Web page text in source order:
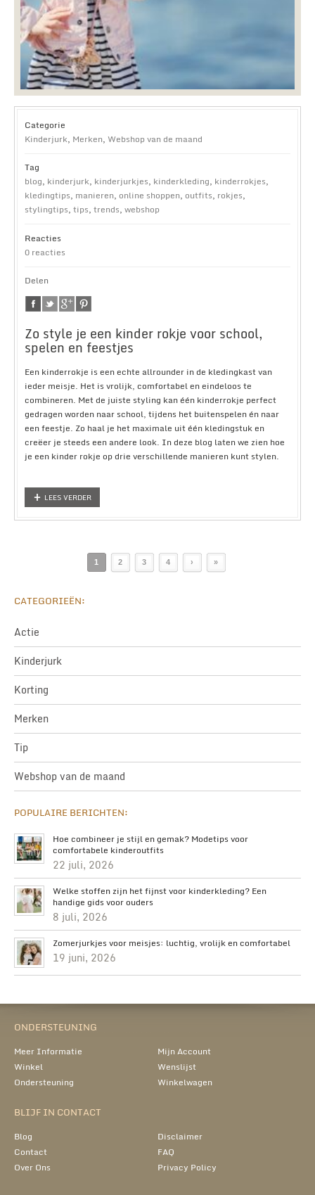
Categorie
Kinderjurk, Merken, Webshop van de maand
Tag
blog, kinderjurk, kinderjurkjes, kinderkleding, kinderrokjes,
kledingtips, manieren, online shoppen, outfits, rokjes,
stylingtips, tips, trends, webshop
Reacties
0 reacties
Delen
Zo style je een kinder rokje voor school,
spelen en feestjes
Een kinderrokje is een echte allrounder in de kledingkast van
ieder meisje. Het is vrolijk, comfortabel en eindeloos te
combineren. Met de juiste styling kan één kinderrokje perfect
gedragen worden naar school, tijdens het buitenspelen én naar
een feestje. Zo haal je het maximale uit één kledingstuk en
creëer je steeds een andere look. In deze blog laten we zien hoe
je een kinder rokje op drie verschillende manieren kunt stylen.
LEES VERDER
1 2 3 4 › »
CATEGORIEËN:
Actie
Kinderjurk
Korting
Merken
Tip
Webshop van de maand
POPULAIRE BERICHTEN:
Hoe combineer je stijl en gemak? Modetips voor
comfortabele kinderoutfits
22 juli, 2026
Welke stoffen zijn het fijnst voor kinderkleding? Een
handige gids voor ouders
8 juli, 2026
Zomerjurkjes voor meisjes: luchtig, vrolijk en comfortabel
19 juni, 2026
ONDERSTEUNING
Meer Informatie
Mijn Account
Winkel
Wenslijst
Ondersteuning
Winkelwagen
BLIJF IN CONTACT
Blog
Disclaimer
Contact
FAQ
Over Ons
Privacy Policy